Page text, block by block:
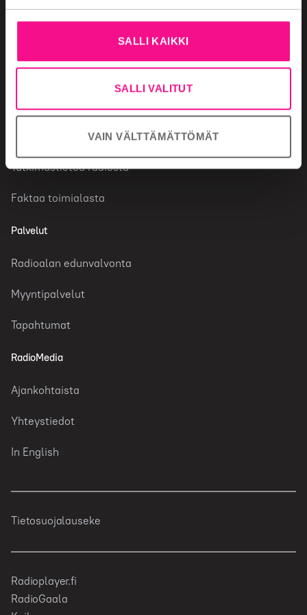
SALLI KAIKKI
SALLI VALITUT
VAIN VÄLTTÄMÄTTÖMÄT
Miksi valita radio
Mainonnan ostaminen
Mainonnan säännöt
Tutkimustietoa radiosta
Faktaa toimialasta
Palvelut
Radioalan edunvalvonta
Myyntipalvelut
Tapahtumat
RadioMedia
Ajankohtaista
Yhteystiedot
In English
Tietosuojalauseke
Radioplayer.fi
RadioGaala